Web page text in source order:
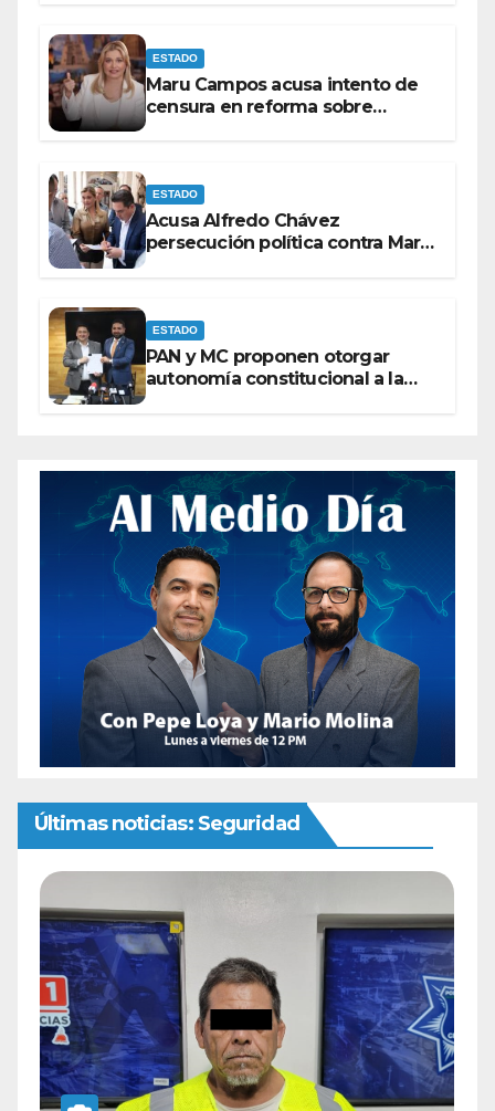
ESTADO
Maru Campos acusa intento de
censura en reforma sobre
ESTADO
Acusa Alfredo Chávez
persecución política contra Maru
ESTADO
PAN y MC proponen otorgar
autonomía constitucional a la
Últimas noticias: Seguridad